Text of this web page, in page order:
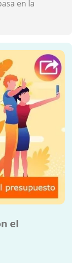
en la
el